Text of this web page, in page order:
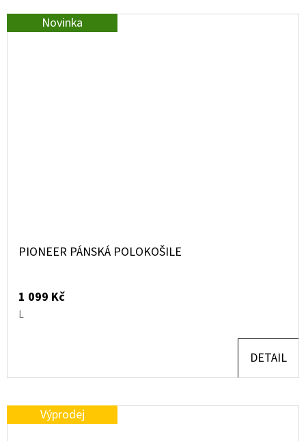
Novinka
PIONEER PÁNSKÁ POLOKOŠILE
1 099 Kč
L
DETAIL
Výprodej